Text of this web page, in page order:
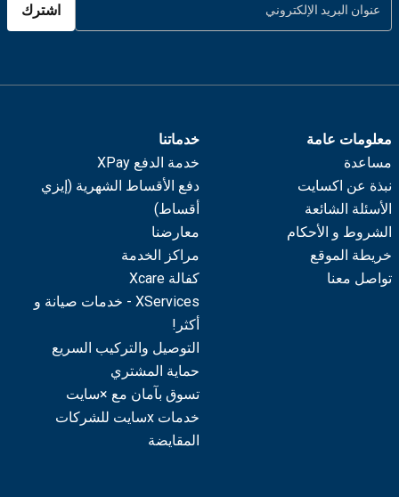
اشترك
معلومات عامة
مساعدة
نبذة عن اكسايت
الأسئلة الشائعة
الشروط و الأحكام
خريطة الموقع
تواصل معنا
خدماتنا
خدمة الدفع XPay
دفع الأقساط الشهرية (إيزي
أقساط)
معارضنا
مراكز الخدمة
كفالة Xcare
XServices - خدمات صيانة و
أكثر!
التوصيل والتركيب السريع
حماية المشتري
تسوق بآمان مع ×سايت
خدمات xسايت للشركات
المقايضة